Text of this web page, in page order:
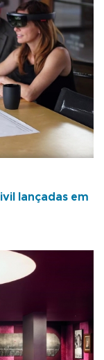
lançadas em